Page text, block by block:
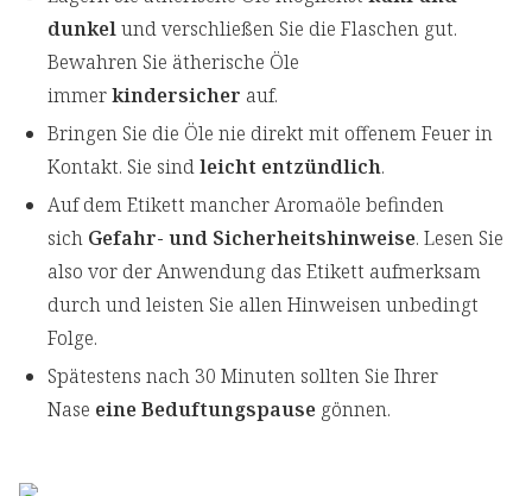
dunkelund verschließen Sie die Flaschen gut.
Bewahren Sie ätherische Öle
immerkindersicher auf.
Bringen Sie die Öle nie direkt mit offenem Feuer in
Kontakt. Sie sindleicht entzündlich.
Auf dem Etikett mancher Aromaöle befinden
sich Gefahr- und Sicherheitshinweise. Lesen Sie
also vor der Anwendung das Etikett aufmerksam
durch und leisten Sie allen Hinweisen unbedingt
Folge.
Spätestens nach 30 Minuten sollten Sie Ihrer
Nase eine Beduftungspause gönnen.